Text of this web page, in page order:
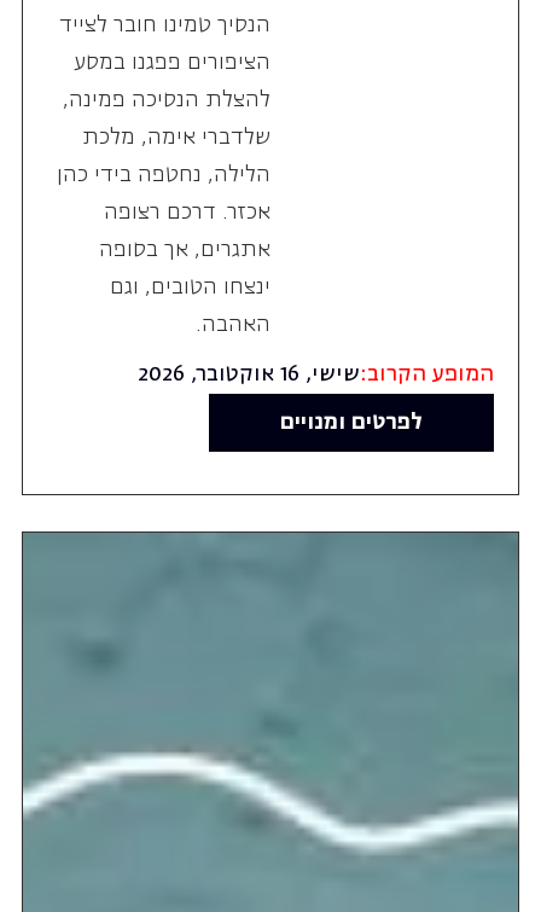
הנסיך טמינו חובר לצייד
הציפורים פפגנו במסע
להצלת הנסיכה פמינה,
שלדברי אימה, מלכת
הלילה, נחטפה בידי כהן
אכזר. דרכם רצופה
אתגרים, אך בסופה
ינצחו הטובים, וגם
האהבה.
המופע הקרוב:שישי, 16 אוקטובר, 2026
לפרטים ומנויים